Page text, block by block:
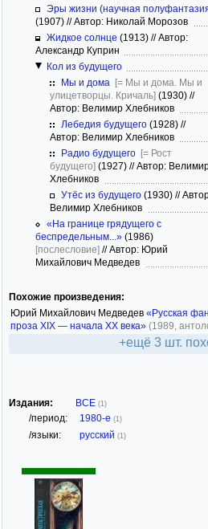
Эры жизни (научная
(1907) //Автор: Николай Морозов
Жидкое солнце (1913) //Автор:
Александр Куприн
Кол из будущего
Мы и дома [= Мы и дома. Мы и
улицетворцы. Кричаль] (1930) //
Автор: Велимир Хлебников
Лебедия будущего (1928) //
Автор: Велимир Хлебников
Радио будущего [= Рост
будущего] (1927) //Автор:
Хлебников
Утёс из будущего (1930) //
Велимир Хлебников
«На границе грядущего с
беспредельным...» (1986)
[послесловие] //Автор: Юрий
Михайлович Медведев
Похожие произведения:
Юрий Михайлович Медведев «Русская
проза ХIХ — начала ХХ века» (1989,
+ещё 3 шт.
Издания: ВСЕ (1)
/период: 1980-е (1)
/языки: русский (1)